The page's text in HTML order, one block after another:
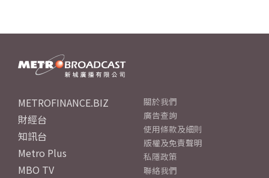
METROFINANCE.BIZ
財經台
知訊台
Metro Plus
MBO TV
關於我們
廣告查詢
使用條款及細則
版權及免責聲明
私隱政策
聯絡我們